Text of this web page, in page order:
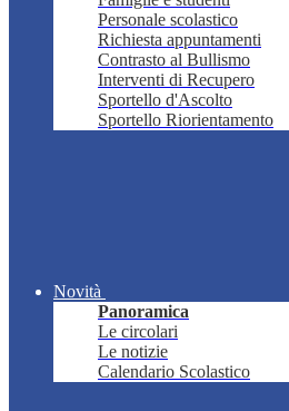
Personale scolastico
Richiesta appuntamenti
Contrasto al Bullismo
Interventi di Recupero
Sportello d'Ascolto
Sportello Riorientamento
Novità
Panoramica
Le circolari
Le notizie
Calendario Scolastico